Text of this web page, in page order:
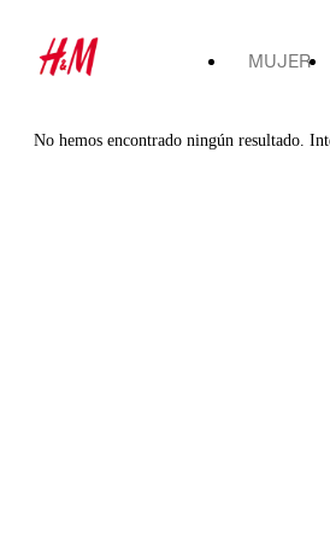
MUJER
No hemos encontrado ningún resultado.